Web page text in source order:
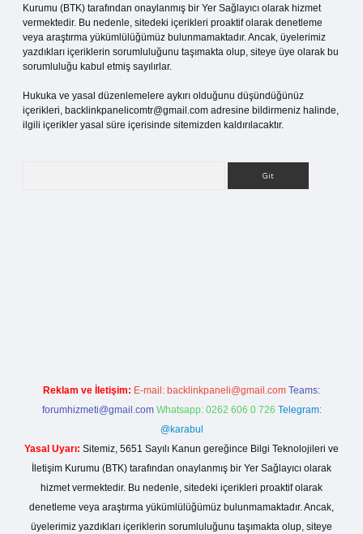
Kurumu (BTK) tarafından onaylanmış bir Yer Sağlayıcı olarak hizmet
vermektedir. Bu nedenle, sitedeki içerikleri proaktif olarak denetleme
veya araştırma yükümlülüğümüz bulunmamaktadır. Ancak, üyelerimiz
yazdıkları içeriklerin sorumluluğunu taşımakta olup, siteye üye olarak bu
sorumluluğu kabul etmiş sayılırlar.
Hukuka ve yasal düzenlemelere aykırı olduğunu düşündüğünüz
içerikleri, backlinkpanelicomtr@gmail.com adresine bildirmeniz halinde,
ilgili içerikler yasal süre içerisinde sitemizden kaldırılacaktır.
Reklam ve İletişim: E-mail: backlinkpaneli@gmail.com Teams:
forumhizmeti@gmail.com Whatsapp: 0262 606 0 726 Telegram:
@karabul
Yasal Uyarı: Sitemiz, 5651 Sayılı Kanun gereğince Bilgi Teknolojileri ve
İletişim Kurumu (BTK) tarafından onaylanmış bir Yer Sağlayıcı olarak
hizmet vermektedir. Bu nedenle, sitedeki içerikleri proaktif olarak
denetleme veya araştırma yükümlülüğümüz bulunmamaktadır. Ancak,
üyelerimiz yazdıkları içeriklerin sorumluluğunu taşımakta olup, siteye